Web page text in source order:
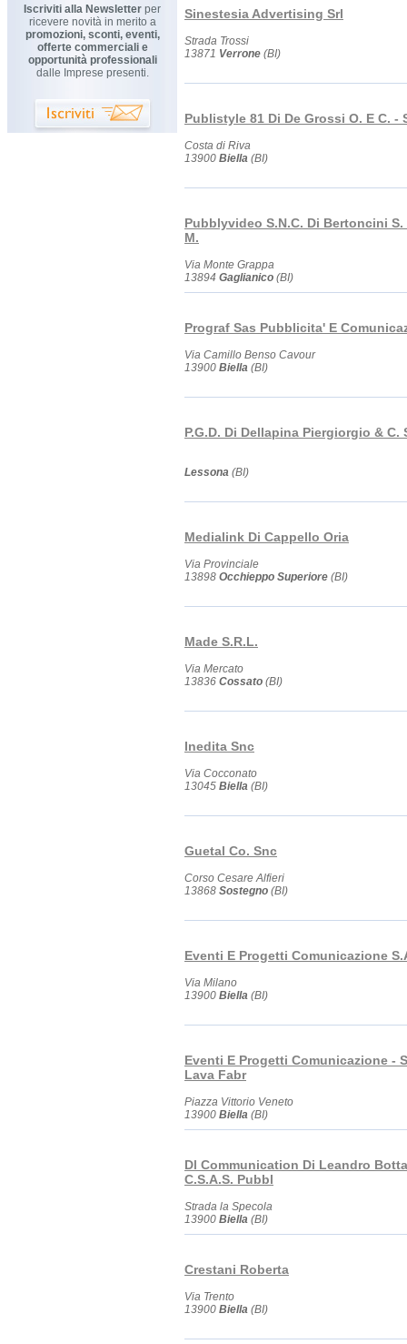
Iscriviti alla Newsletter per
ricevere novità in merito a
promozioni, sconti, eventi,
offerte commerciali e
opportunità professionali
dalle Imprese presenti.
Sinestesia Advertising Srl
Strada Trossi
13871 Verrone (BI)
Publistyle 81 Di De Grossi O. E C. -
Costa di Riva
13900 Biella (BI)
Pubblyvideo S.N.C. Di Bertoncini S.
M.
Via Monte Grappa
13894 Gaglianico (BI)
Prograf Sas Pubblicita' E
Via Camillo Benso Cavour
13900 Biella (BI)
P.G.D. Di Dellapina Piergiorgio & C.
Lessona (BI)
Medialink Di Cappello Oria
Via Provinciale
13898 Occhieppo Superiore (BI)
Made S.R.L.
Via Mercato
13836 Cossato (BI)
Inedita Snc
Via Cocconato
13045 Biella (BI)
Guetal Co. Snc
Corso Cesare Alfieri
13868 Sostegno (BI)
Eventi E Progetti Comunicazione
Via Milano
13900 Biella (BI)
Eventi E Progetti Comunicazione -
Lava Fabr
Piazza Vittorio Veneto
13900 Biella (BI)
Dl Communication Di Leandro
C.S.A.S. Pubbl
Strada la Specola
13900 Biella (BI)
Crestani Roberta
Via Trento
13900 Biella (BI)